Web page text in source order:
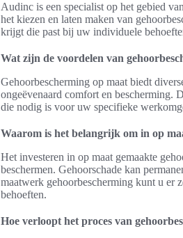
Audinc is een specialist op het gebied
het kiezen en laten maken van
krijgt die past bij uw individuele
Wat zijn de voordelen van
Gehoorbescherming op maat biedt
ongeëvenaard comfort en bescherming.
die nodig is voor uw specifieke
Waarom is het belangrijk om in op
Het investeren in op maat gemaakte
beschermen. Gehoorschade kan
maatwerk gehoorbescherming kunt u er
behoeften.
Hoe verloopt het proces van